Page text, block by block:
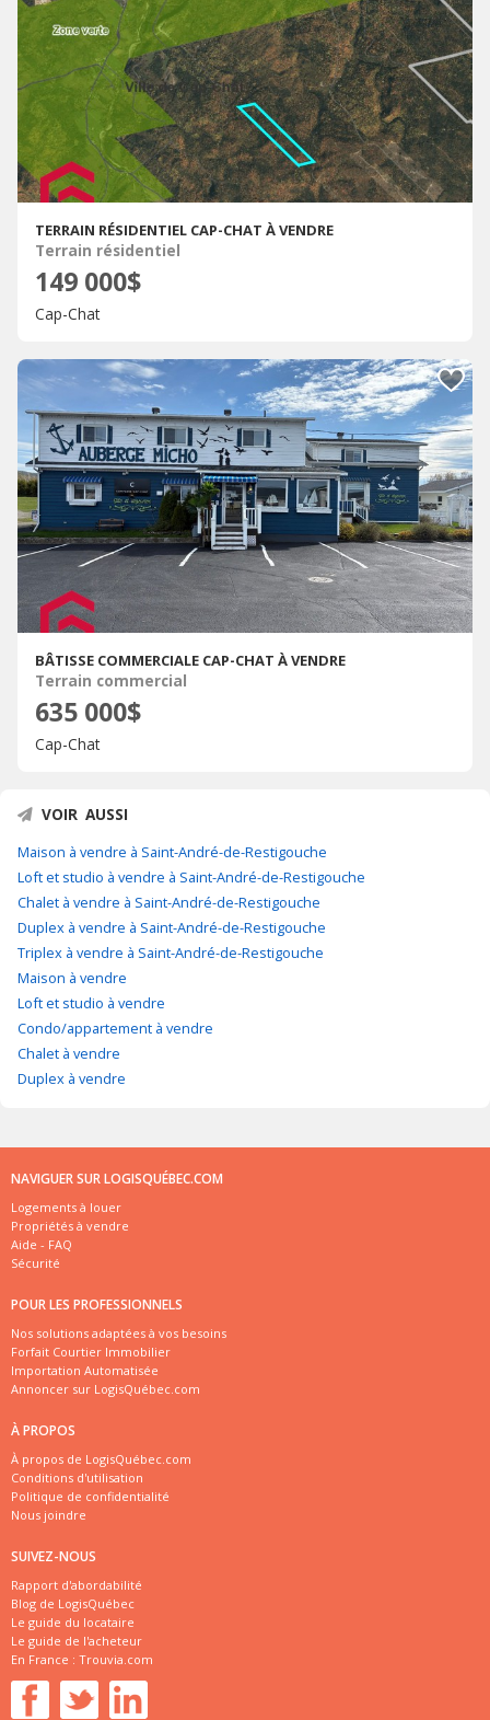
TERRAIN RÉSIDENTIEL CAP-CHAT À VENDRE
Terrain résidentiel
149 000$
Cap-Chat
BÂTISSE COMMERCIALE CAP-CHAT À VENDRE
Terrain commercial
635 000$
Cap-Chat
VOIR AUSSI
Maison à vendre à Saint-André-de-Restigouche
Loft et studio à vendre à Saint-André-de-Restigouche
Chalet à vendre à Saint-André-de-Restigouche
Duplex à vendre à Saint-André-de-Restigouche
Triplex à vendre à Saint-André-de-Restigouche
Maison à vendre
Loft et studio à vendre
Condo/appartement à vendre
Chalet à vendre
Duplex à vendre
NAVIGUER SUR LOGISQUÉBEC.COM
Logements à louer
Propriétés à vendre
Aide - FAQ
Sécurité
POUR LES PROFESSIONNELS
Nos solutions adaptées à vos besoins
Forfait Courtier Immobilier
Importation Automatisée
Annoncer sur LogisQuébec.com
À PROPOS
À propos de LogisQuébec.com
Conditions d'utilisation
Politique de confidentialité
Nous joindre
SUIVEZ-NOUS
Rapport d'abordabilité
Blog de LogisQuébec
Le guide du locataire
Le guide de l'acheteur
En France : Trouvia.com